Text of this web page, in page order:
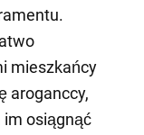
mieszkańcy
aroganccy,
osiągnąć